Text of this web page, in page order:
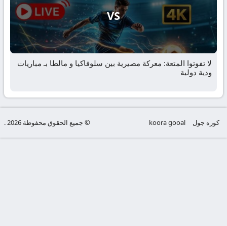
VS
لا تفوتوا المتعة: معركة مصيرية بين سلوفاكيا و مالطا بـ مباريات
ودية دولية
كوره جول koora gooal © جميع الحقوق محفوظة 2026 .